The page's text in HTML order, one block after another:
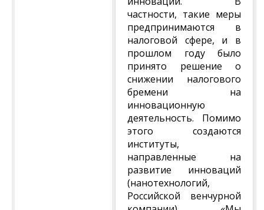
частности, такие меры
предпринимаются в
налоговой сфере, и в
прошлом году было
принято решение о
снижении налогового
бремени на
инновационную
деятельность. Помимо
этого создаются
институты,
направленные на
развитие инноваций
(нанотехнологий,
Российской венчурной